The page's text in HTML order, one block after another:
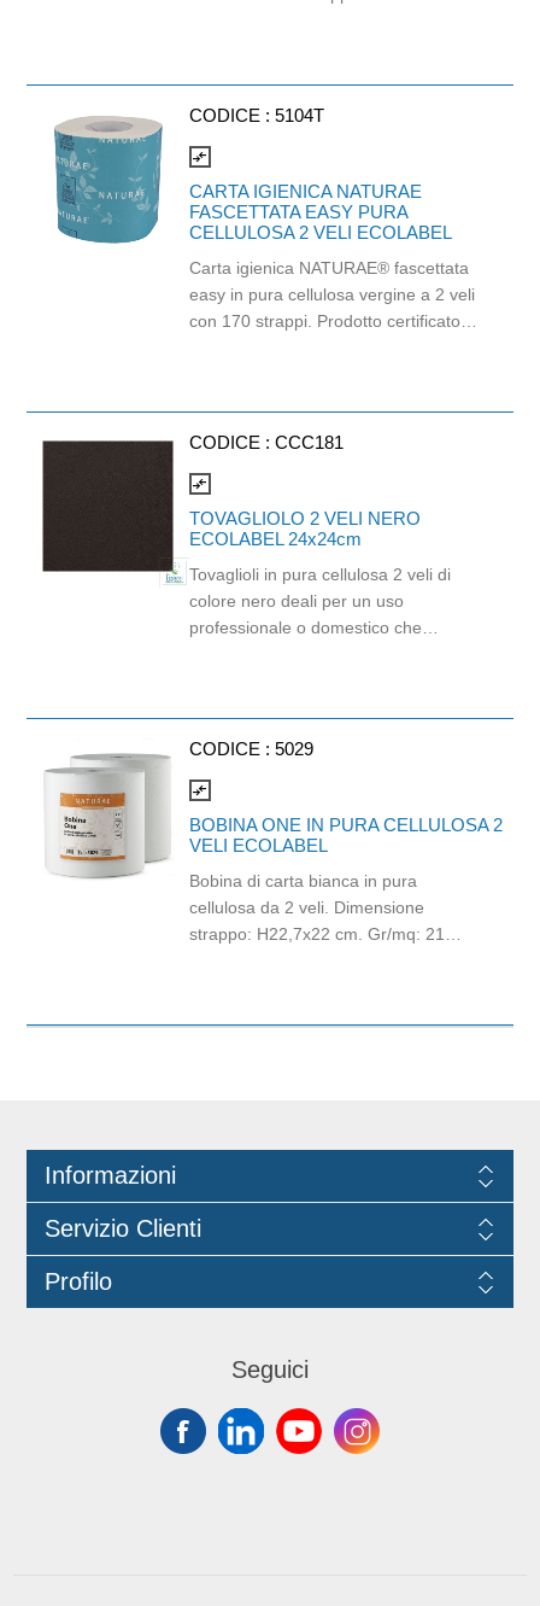
CODICE : 5104T
compare_arrows
CARTA IGIENICA NATURAE
FASCETTATA EASY PURA
CELLULOSA 2 VELI ECOLABEL
Carta igienica NATURAE® fascettata
easy in pura cellulosa vergine a 2 veli
con 170 strappi. Prodotto certificato
CODICE : CCC181
compare_arrows
TOVAGLIOLO 2 VELI NERO
ECOLABEL 24x24cm
Tovaglioli in pura cellulosa 2 veli di
colore nero deali per un uso
professionale o domestico che
Ecolabel, FSC e idoneo al contatto
alimentare. Dimensioni: 24cm x 24cm.
CODICE : 5029
compare_arrows
BOBINA ONE IN PURA CELLULOSA 2
VELI ECOLABEL
Bobina di carta bianca in pura
cellulosa da 2 veli. Dimensione
strappo: H22,7x22 cm. Gr/mq: 21
Informazioni
Servizio Clienti
Profilo
Seguici